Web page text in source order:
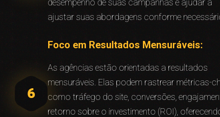
ajustar suas abordagens conforme
Foco em Resultados Mensuráveis:
As agências estão orientadas a resultados
mensuráveis. Elas podem rastrear métricas-
como tráfego do site, conversões,
retorno sobre o investimento (ROI),